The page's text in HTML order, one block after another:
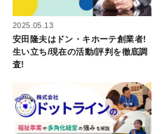
2025.05.13
安田隆夫はドン・キホーテ創業者!
生い立ち/現在の活動/評判を徹底調
査!